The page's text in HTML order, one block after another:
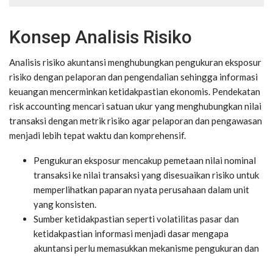
Konsep Analisis Risiko
Analisis risiko akuntansi menghubungkan pengukuran eksposur
risiko dengan pelaporan dan pengendalian sehingga informasi
keuangan mencerminkan ketidakpastian ekonomis. Pendekatan
risk accounting mencari satuan ukur yang menghubungkan nilai
transaksi dengan metrik risiko agar pelaporan dan pengawasan
menjadi lebih tepat waktu dan komprehensif.
Pengukuran eksposurmencakup pemetaan nilai nominal
transaksi ke nilai transaksi yang disesuaikan risiko untuk
memperlihatkan paparan nyata perusahaan dalam unit
yang konsisten.
Sumber ketidakpastian seperti volatilitas pasar dan
ketidakpastian informasi menjadi dasar mengapa
akuntansi perlu memasukkan mekanisme pengukuran dan